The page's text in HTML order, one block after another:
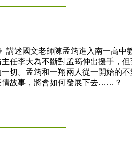
述國文老師陳孟筠進入南一高中
任李大為不斷對孟筠伸出援手，
切。孟筠和一翔兩人從一開始的
故事，將會如何發展下去……？